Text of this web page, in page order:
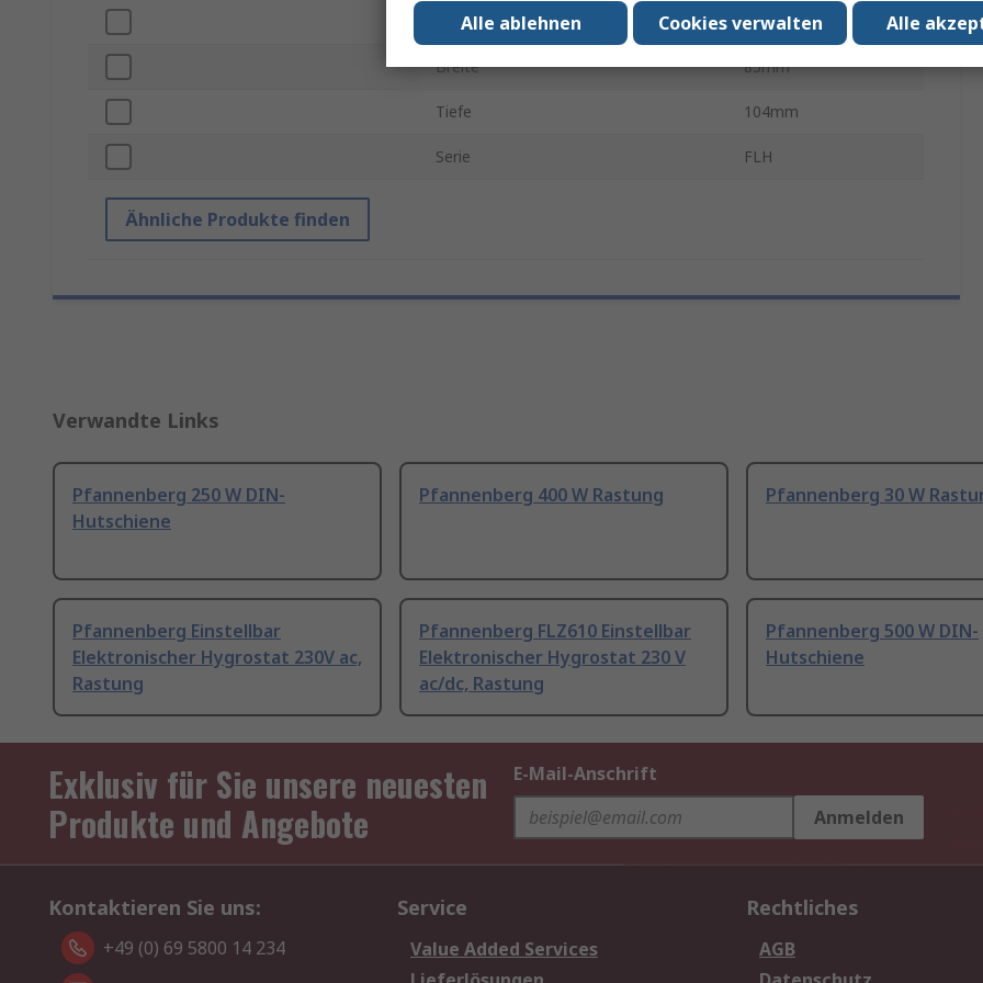
Höhe 186.5mm
Breite 85mm
Tiefe 104mm
Serie FLH
Ähnliche Produkte finden
Verwandte Links
Pfannenberg 250 W DIN-
Hutschiene
Pfannenberg 400 W Rastung Pfannenberg 30 W
Pfannenberg Einstellbar
Elektronischer Hygrostat 230V ac,
Rastung
Pfannenberg FLZ610 Einstellbar
Elektronischer Hygrostat 230 V
ac/dc, Rastung
Pfannenberg 500 W DIN-
Hutschiene
Exklusiv für Sie unsere neuesten
Produkte und Angebote
E-Mail-Anschrift
Anmelden
Kontaktieren Sie uns:
+49 (0) 69 5800 14 234
Service
Value Added Services
Rechtliches
AGB
Alle
Cookies verwalten
Alle ablehnen